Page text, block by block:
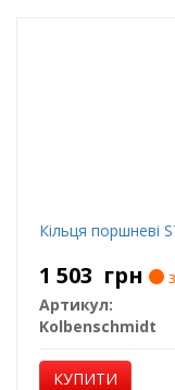
Кільця поршневі
1 503 грн
Артикул:
Kolbenschmidt
КУПИТИ